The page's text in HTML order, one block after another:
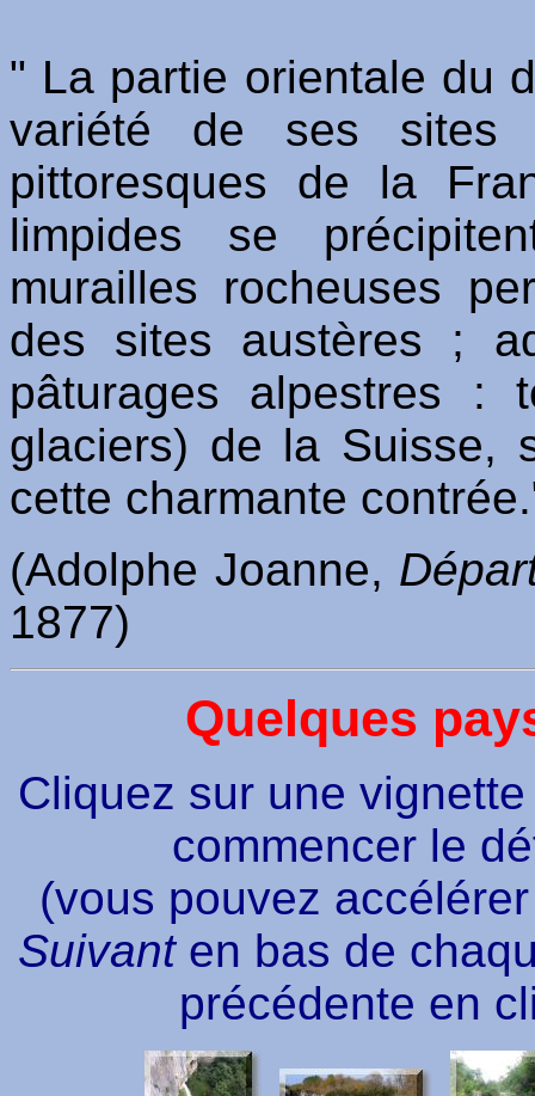
" La partie orientale du
variété de ses sites
pittoresques de la
limpides se
murailles rocheuses
des sites austères ;
pâturages alpestres :
glaciers) de la Suisse,
cette charmante
(Adolphe Joanne,
1877)
Quelques
Cliquez sur une
commencer le
(vous pouvez
Suivanten bas de
précédente en